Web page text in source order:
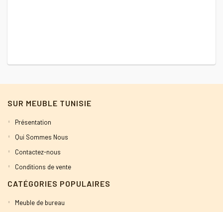
SUR MEUBLE TUNISIE
Présentation
Qui Sommes Nous
Contactez-nous
Conditions de vente
CATÉGORIES POPULAIRES
Meuble de bureau